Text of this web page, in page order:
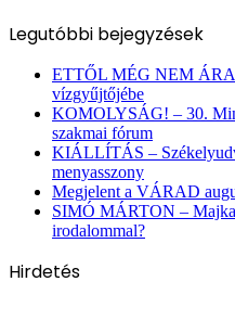
Legutóbbi bejegyzések
ETTŐL MÉG NEM
vízgyűjtőjébe
KOMOLYSÁG! – 30.
szakmai fórum
KIÁLLÍTÁS –
menyasszony
Megjelent a VÁRAD
SIMÓ MÁRTON –
irodalommal?
Hirdetés